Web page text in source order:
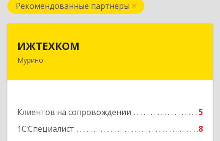
Рекомендованные партнеры
ИЖТЕХКОМ
Мурино
Клиентов на сопровождении
5
1С:Специалист
8
188677, Ленинградская обл, Всеволожский р-н,